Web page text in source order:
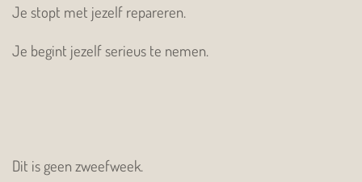
Je stopt met jezelf repareren.
Je begint jezelf serieus te nemen.
Dit is geen zweefweek.